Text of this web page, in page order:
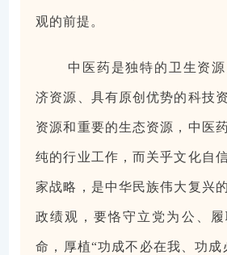
观的前提。
中医药是独特的卫生资
济资源、具有原创优势的科技
资源和重要的生态资源，中医
纯的行业工作，而关乎文化自
家战略，是中华民族伟大复兴
政绩观，要恪守立党为公、
命，厚植“功成不必在我、功成